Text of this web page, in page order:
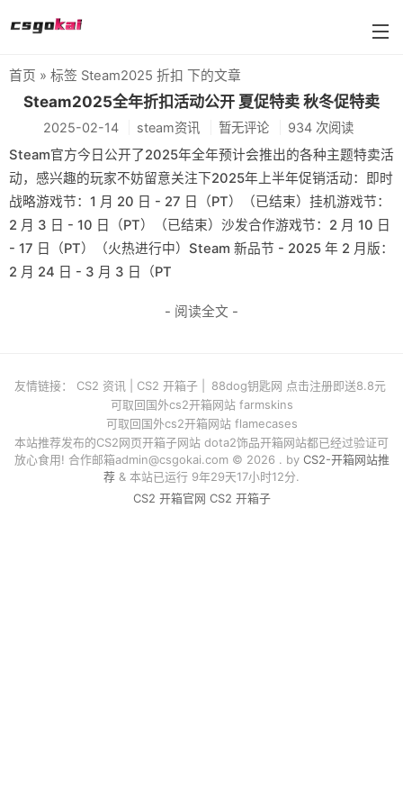
farmskins
88dog
flamecases
88hash-jp
首页 » 标签 Steam2025 折扣 下的文章
Steam2025全年折扣活动公开 夏促特卖 秋冬促特卖
2025-02-14 steam资讯 暂无评论 934 次阅读
Steam官方今日公开了2025年全年预计会推出的各种主题特卖活
动，感兴趣的玩家不妨留意关注下2025年上半年促销活动：即时
战略游戏节：1 月 20 日 - 27 日（PT）（已结束）挂机游戏节：
2 月 3 日 - 10 日（PT）（已结束）沙发合作游戏节：2 月 10 日
- 17 日（PT）（火热进行中）Steam 新品节 - 2025 年 2 月版：
2 月 24 日 - 3 月 3 日（PT
- 阅读全文 -
友情链接： CS2 资讯 CS2 开箱子
88dog钥匙网 点击注册即送8.8元
可取回国外cs2开箱网站 farmskins
可取回国外cs2开箱网站 flamecases
本站推荐发布的CS2网页开箱子网站 dota2饰品开箱网站都已经过验证可
放心食用! 合作邮箱admin@csgokai.com© 2026 . by CS2-开箱网站推
荐 & 本站已运行 9年29天17小时12分.
CS2 开箱官网 CS2 开箱子